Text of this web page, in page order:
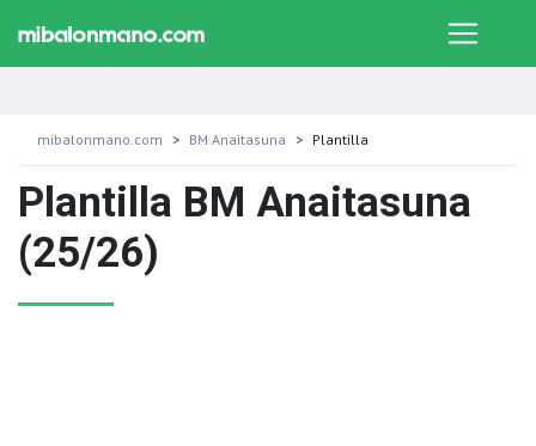
mibalonmano.com BM Anaitasuna Plantilla
Plantilla BM Anaitasuna
(25/26)